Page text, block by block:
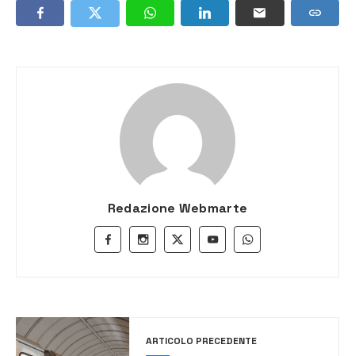
Redazione Webmarte
ARTICOLO PRECEDENTE